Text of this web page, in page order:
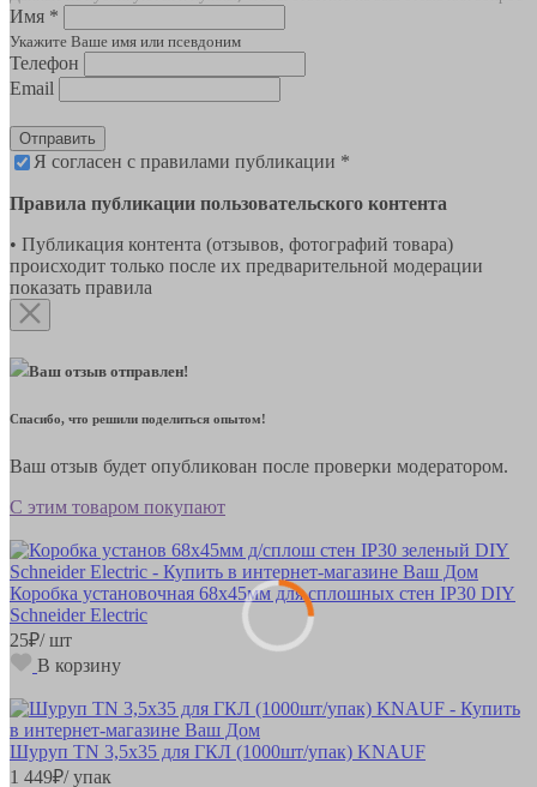
Имя *
Укажите Ваше имя или псевдоним
Телефон
Email
Отправить
Я согласен с правилами публикации *
Правила публикации пользовательского контента
• Публикация контента (отзывов, фотографий товара)
происходит только после их предварительной модерации
показать правила
Ваш отзыв отправлен!
Спасибо, что решили поделиться опытом!
Ваш отзыв будет опубликован после проверки модератором.
С этим товаром покупают
Коробка установочная 68х45мм для сплошных стен IP30 DIY
Schneider Electric
25₽/ шт
В корзину
Шуруп TN 3,5х35 для ГКЛ (1000шт/упак) KNAUF
1 449₽/ упак